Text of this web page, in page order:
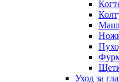
Уход за